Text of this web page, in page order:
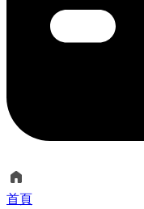
首頁